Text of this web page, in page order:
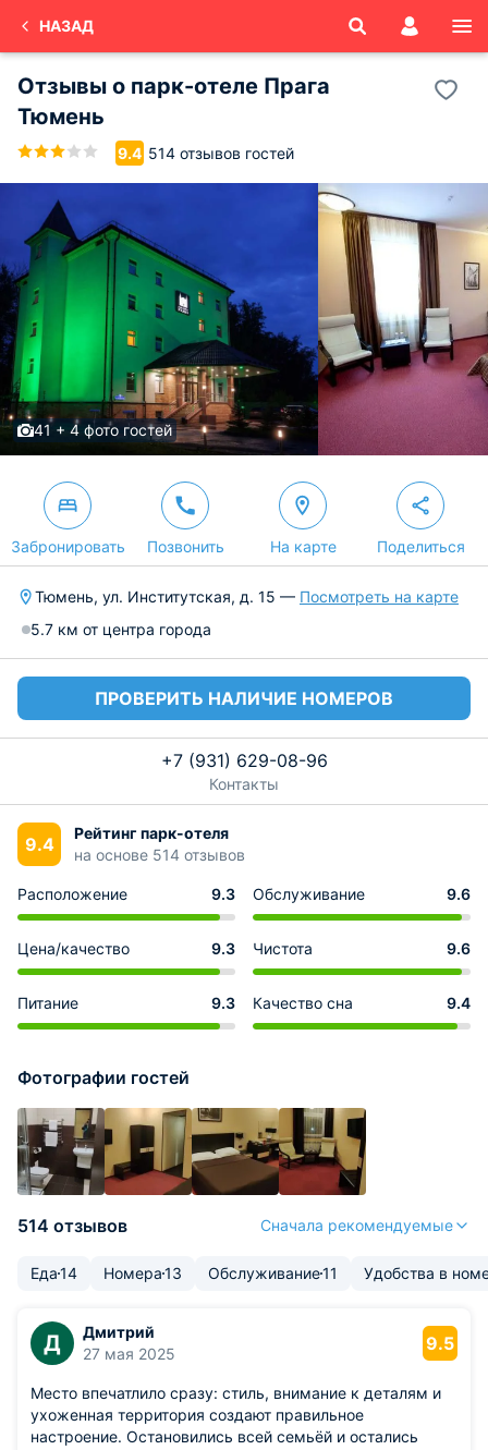
НАЗАД
Отзывы о парк-отеле Прага
Тюмень
9.4 514 отзывов гостей
41 + 4 фото гостей
Забронировать Позвонить На карте Поделиться
Тюмень, ул. Институтская, д. 15 — Посмотреть на карте
5.7 км от центра города
ПРОВЕРИТЬ НАЛИЧИЕ НОМЕРОВ
+7 (931) 629-08-96
Контакты
9.4
Рейтинг парк-отеля
на основе 514 отзывов
Расположение 9.3 Обслуживание 9.6
Цена/качество 9.3 Чистота 9.6
Питание 9.3 Качество сна 9.4
Фотографии гостей
514 отзывов Сначала рекомендуемые
Еда14 Номера13 Обслуживание11 Удобства в
Д
Дмитрий
27 мая 2025
9.5
Место впечатлило сразу: стиль, внимание к деталям и
ухоженная территория создают правильное
настроение. Остановились всей семьёй и остались